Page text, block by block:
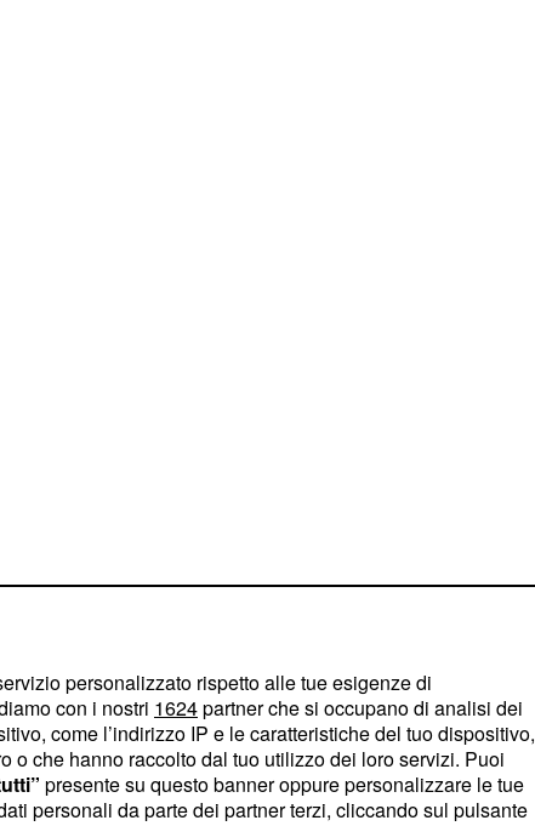
personalizzato rispetto alle tue esigenze di
con i nostri 1624partner che si occupano di analisi dei
come l’indirizzo IP e le caratteristiche del tuo dispositivo,
o che hanno raccolto dal tuo utilizzo dei loro servizi. Puoi
presente su questo banner oppure personalizzare le tue
personali da parte dei partner terzi, cliccando sul pulsante